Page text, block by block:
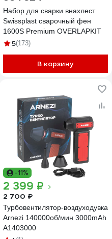
Набор для сварки внахлест
Swissplast сварочный фен
1600S Premium OVERLAPKIT
5(173)
В корзину
-11%
2 399 ₽
2 700 ₽
Турбовентилятор-воздуходувка
Arnezi 140000об/мин 3000mAh
A1403000